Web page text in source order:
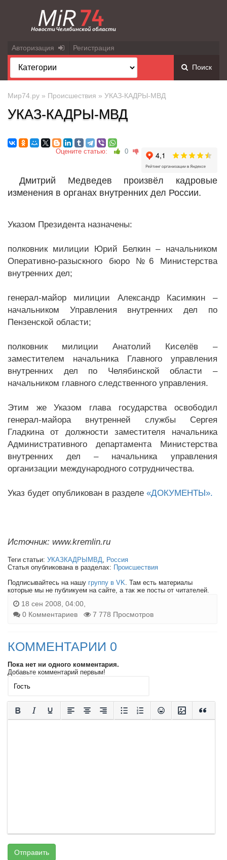
Авторизация Регистрация
Поиск
Мир74.ру » Происшествия » УКАЗ-КАДРЫ-МВД
УКАЗ-КАДРЫ-МВД
Оцените статью: 0
Дмитрий Медведев произвёл кадровые
изменения в органах внутренних дел России.
Указом Президента назначены:
полковник милиции Юрий Белкин – начальником
Оперативно-разыскного бюро №6 Министерства
внутренних дел;
генерал-майор милиции Александр Касимкин –
начальником Управления внутренних дел по
Пензенской области;
полковник милиции Анатолий Киселёв –
заместителем начальника Главного управления
внутренних дел по Челябинской области –
начальником главного следственного управления.
Этим же Указом глава государства освободил
генерал-майора внутренней службы Сергея
Гладкина от должности заместителя начальника
Административного департамента Министерства
внутренних дел – начальника управления
организации международного сотрудничества.
Указ будет опубликован в разделе «ДОКУМЕНТЫ».
Источник: www.kremlin.ru
Теги статьи: УКАЗКАДРЫМВД, Россия
Статья опубликована в разделах: Происшествия
Подписывайтесь на нашу группу в VK. Там есть материалы
которые мы не публикуем на сайте, а так же посты от читателей.
18 сен 2008, 04:00,
0 Комментариев
7 778 Просмотров
КОММЕНТАРИИ 0
Пока нет ни одного комментария.
Добавьте комментарий первым!
Отправить